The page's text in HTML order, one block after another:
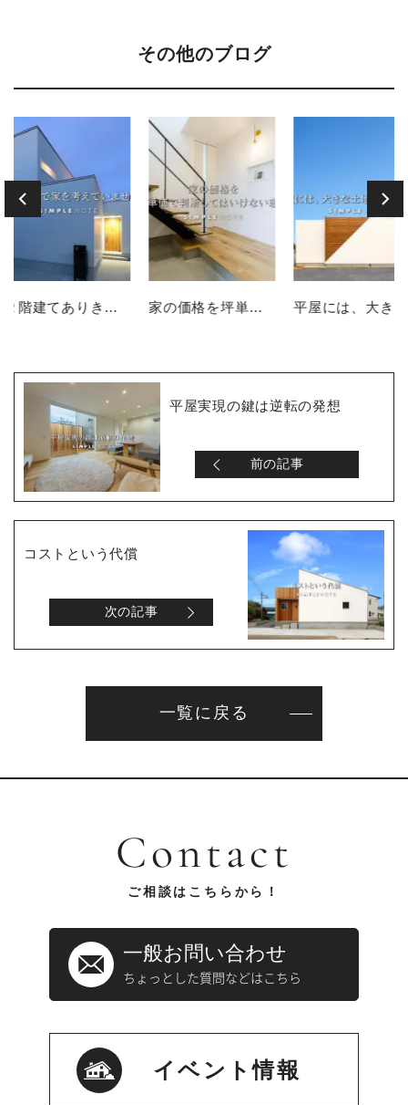
その他のブログ
２階建てありきで家を考えていませんか？ 家の価格を坪単価で判断してはいけない理由 平屋には、大きな土地が必要なのか？
平屋実現の鍵は逆転の発想
前の記事
コストという代償
次の記事
一覧に戻る
Contact
ご相談はこちらから！
一般お問い合わせ
ちょっとした質問などはこちら
イベント情報